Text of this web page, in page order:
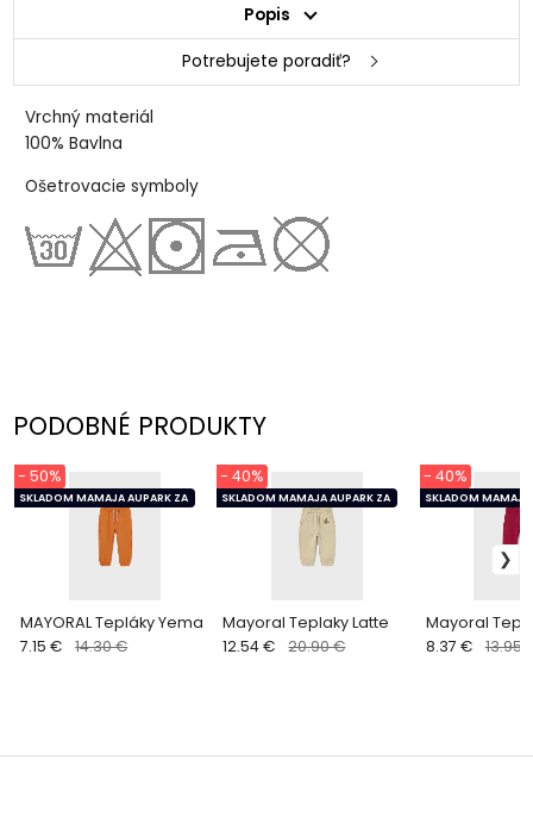
Popis
Potrebujete poradiť?
Vrchný materiál
100% Bavlna
Ošetrovacie symboly
PODOBNÉ PRODUKTY
MAYORAL Tepláky Yema
SKLADOM MAMAJA AUPARK ZA
- 50%
7.15 € 14.30 €
Mayoral Teplaky Latte
SKLADOM MAMAJA AUPARK ZA
- 40%
12.54 € 20.90 €
Mayoral
SKLADOM MAMAJA
- 40%
8.37 € 13.95